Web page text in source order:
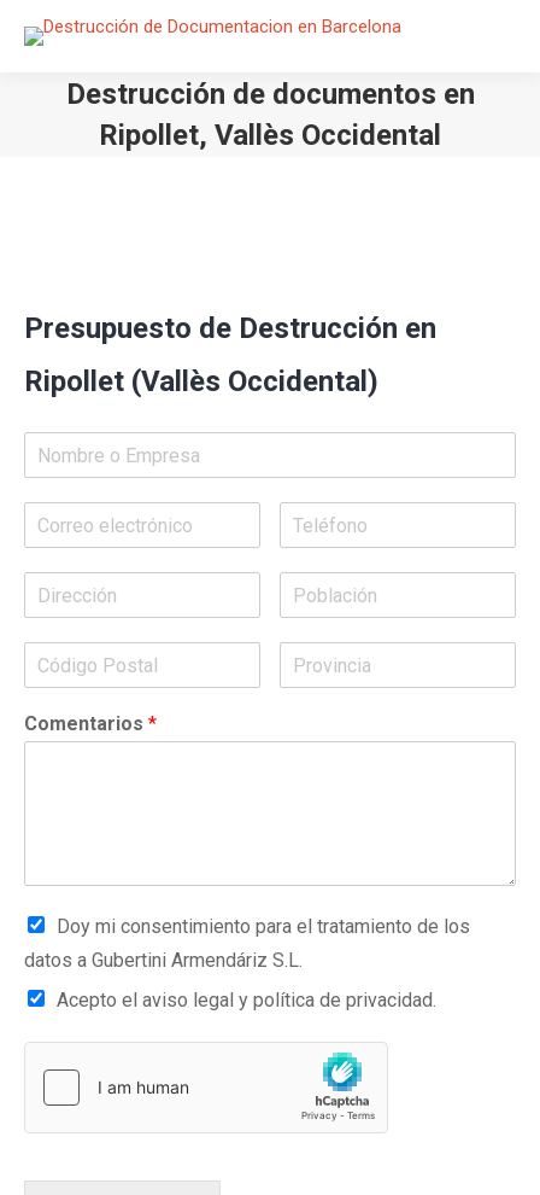
Destrucción de documentos en
Ripollet, Vallès Occidental
Presupuesto de Destrucción en
Ripollet (Vallès Occidental)
Comentarios *
Doy mi consentimiento para el tratamiento de los
datos a Gubertini Armendáriz S.L.
Acepto el aviso legal y política de privacidad.